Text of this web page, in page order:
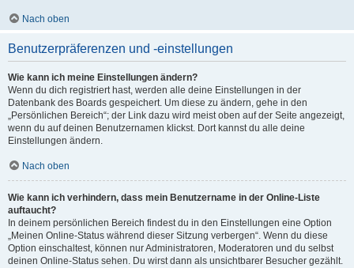
Nach oben
Benutzerpräferenzen und -einstellungen
Wie kann ich meine Einstellungen ändern?
Wenn du dich registriert hast, werden alle deine Einstellungen in der
Datenbank des Boards gespeichert. Um diese zu ändern, gehe in den
„Persönlichen Bereich“; der Link dazu wird meist oben auf der Seite angezeigt,
wenn du auf deinen Benutzernamen klickst. Dort kannst du alle deine
Einstellungen ändern.
Nach oben
Wie kann ich verhindern, dass mein Benutzername in der Online-Liste
auftaucht?
In deinem persönlichen Bereich findest du in den Einstellungen eine Option
„Meinen Online-Status während dieser Sitzung verbergen“. Wenn du diese
Option einschaltest, können nur Administratoren, Moderatoren und du selbst
deinen Online-Status sehen. Du wirst dann als unsichtbarer Besucher gezählt.